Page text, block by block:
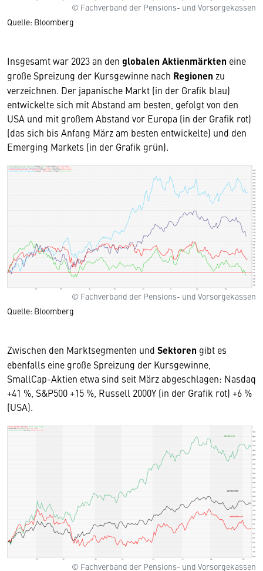
© Fachverband der Pensions- und Vorsorgekassen
Quelle: Bloomberg
Insgesamt war 2023 an den globalen Aktienmärkten eine
große Spreizung der Kursgewinne nach Regionen zu
verzeichnen. Der japanische Markt (in der Grafik blau)
entwickelte sich mit Abstand am besten, gefolgt von den
USA und mit großem Abstand vor Europa (in der Grafik rot)
(das sich bis Anfang März am besten entwickelte) und den
Emerging Markets (in der Grafik grün).
© Fachverband der Pensions- und Vorsorgekassen
Quelle: Bloomberg
Zwischen den Marktsegmenten und Sektoren gibt es
ebenfalls eine große Spreizung der Kursgewinne,
SmallCap-Aktien etwa sind seit März abgeschlagen: Nasdaq
+41 %, S&P500 +15 %, Russell 2000Y (in der Grafik rot) +6 %
(USA).
© Fachverband der Pensions- und Vorsorgekassen